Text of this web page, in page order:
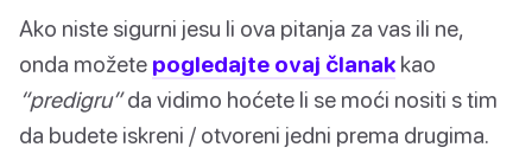
Ako niste sigurni jesu li ova pitanja za vas ili ne,
onda možete pogledajte ovaj članak kao
“predigru”da vidimo hoćete li se moći nositi s tim
da budete iskreni / otvoreni jedni prema drugima.